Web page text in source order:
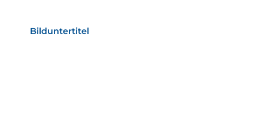
Bilduntertitel